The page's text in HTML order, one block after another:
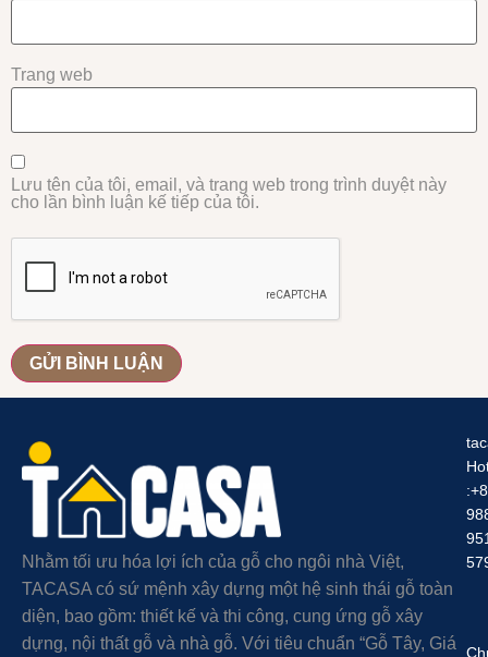
Trang web
Lưu tên của tôi, email, và trang web trong trình duyệt này
cho lần bình luận kế tiếp của tôi.
Nhằm tối ưu hóa lợi ích của gỗ cho ngôi nhà Việt,
TACASA có sứ mệnh xây dựng một hệ sinh thái gỗ toàn
diện, bao gồm: thiết kế và thi công, cung ứng gỗ xây
dựng, nội thất gỗ và nhà gỗ. Với tiêu chuẩn “Gỗ Tây, Giá